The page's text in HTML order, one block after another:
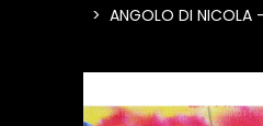
ANGOLO DI